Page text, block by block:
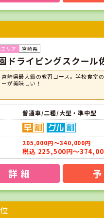
宮崎県
ドライビングスクール
宮崎県最大級の教習コース。学校食堂
ーが美味しい！
普通車/二種/大型・準中型
205,000円～340,000円
税込 225,500円～
詳 細
位